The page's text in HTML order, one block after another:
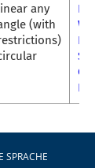
any
(with
SPRACHE